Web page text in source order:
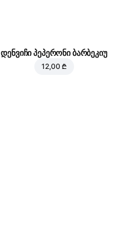
დენვიჩი პეპერონი ბარბეკიუ
12,00 ₾